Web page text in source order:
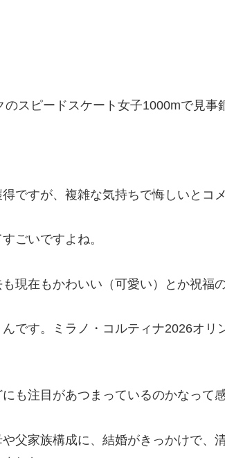
スピードスケート女子1000mで見事
ですが、複雑な気持ちで悔しいとコ
ごいですよね。
現在もかわいい（可愛い）とか祝福
です。ミラノ・コルティナ2026オリ
も注目があつまっているのかなって感
父家族構成に、結婚がきっかけで、